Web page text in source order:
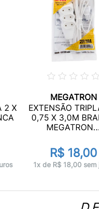
2 X
MEGATRON
EXTENSÃO
0,75 X 3,0M
R$ 18,00
1x de R$ 18,00 sem